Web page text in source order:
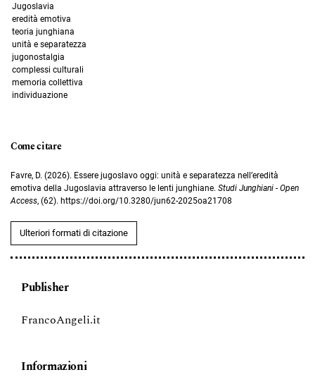
Jugoslavia
eredità emotiva
teoria junghiana
unità e separatezza
jugonostalgia
complessi culturali
memoria collettiva
individuazione
Come citare
Favre, D. (2026). Essere jugoslavo oggi: unità e separatezza nell’eredità
emotiva della Jugoslavia attraverso le lenti junghiane. Studi Junghiani - Open
Access, (62). https://doi.org/10.3280/jun62-2025oa21708
Ulteriori formati di citazione
Publisher
FrancoAngeli.it
Informazioni